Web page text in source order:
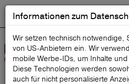
Informationen zum
Wir setzen technisch notwendige,
von US-Anbietern ein. Wir
mobile Werbe‑IDs, um Inhalte
Diese Technologien werden
auch für nicht personalisierte